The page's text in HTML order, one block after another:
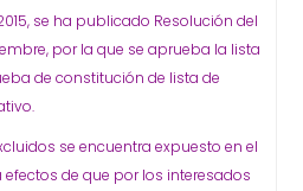
se ha publicado Resolución del
por la que se aprueba la lista
de constitución de lista de
se encuentra expuesto en el
de que por los interesados